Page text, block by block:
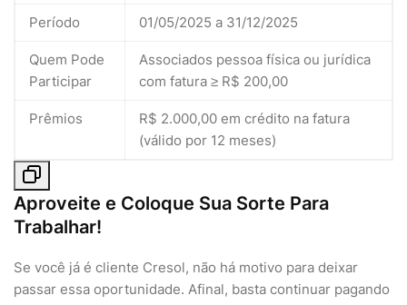
Período 01/05/2025 a 31/12/2025
Quem Pode
Participar
Associados pessoa física ou jurídica
com fatura ≥ R$ 200,00
Prêmios
R$ 2.000,00 em crédito na fatura
(válido por 12 meses)
Aproveite e Coloque Sua Sorte Para
Trabalhar!
Se você já é cliente Cresol, não há motivo para deixar
passar essa oportunidade. Afinal, basta continuar pagando